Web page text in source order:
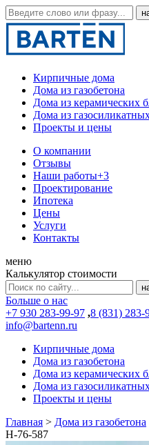
Кирпичные дома
Дома из газобетона
Дома из керамических
Дома из
Проекты и цены
О компании
Отзывы
Наши работы+3
Проектирование
Ипотека
Цены
Услуги
Контакты
меню
Калькулятор стоимости
Больше о нас
+7 930 283-99-97 ,8 (831) 283-
info@bartenn.ru
Кирпичные дома
Дома из газобетона
Дома из керамических
Дома из
Проекты и цены
Главная > Дома из газобетона
Н-76-587